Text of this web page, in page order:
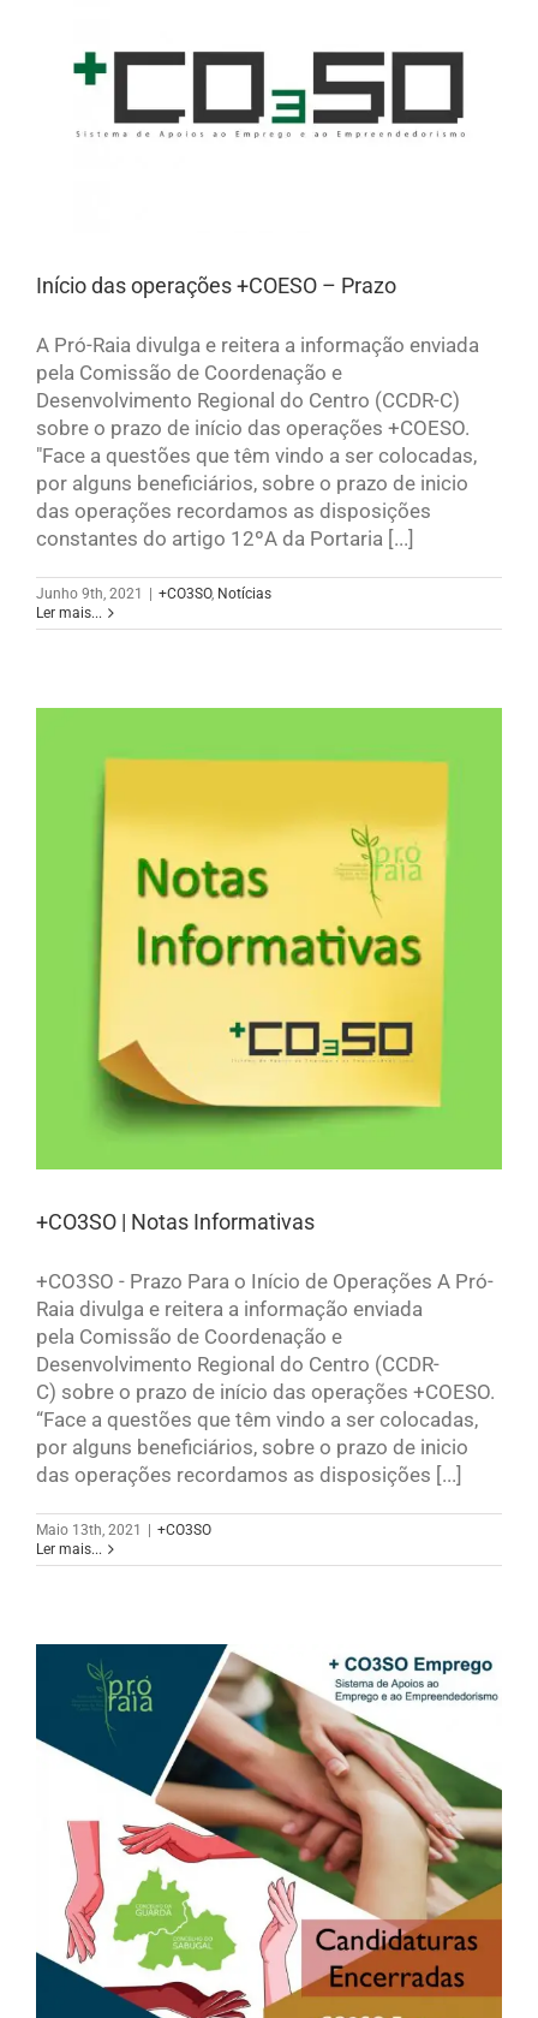
Início das operações +COESO – Prazo
A Pró-Raia divulga e reitera a informação enviada
pela Comissão de Coordenação e
Desenvolvimento Regional do Centro (CCDR-C)
sobre o prazo de início das operações +COESO.
"Face a questões que têm vindo a ser colocadas,
por alguns beneficiários, sobre o prazo de inicio
das operações recordamos as disposições
constantes do artigo 12ºA da Portaria [...]
Junho 9th, 2021 | +CO3SO, Notícias
Ler mais...
+CO3SO | Notas Informativas
+CO3SO - Prazo Para o Início de Operações A Pró-
Raia divulga e reitera a informação enviada
pela Comissão de Coordenação e
Desenvolvimento Regional do Centro (CCDR-
C) sobre o prazo de início das operações +COESO.
“Face a questões que têm vindo a ser colocadas,
por alguns beneficiários, sobre o prazo de inicio
das operações recordamos as disposições [...]
Maio 13th, 2021 | +CO3SO
Ler mais...